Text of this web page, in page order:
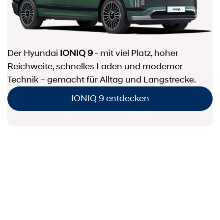
Der Hyundai IONIQ 9 - mit viel Platz, hoher
Reichweite, schnelles Laden und moderner
Technik – gemacht für Alltag und Langstrecke.
IONIQ 9 entdecken